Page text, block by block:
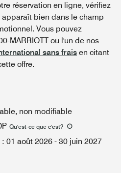
réservation en ligne, vérifiez
bien dans le champ
Vous pouvez
MARRIOTT ou l'un de nos
sans frais en citant
offre.
non modifiable
Qu'est-ce que c'est?
: 01 août 2026 - 30 juin 2027